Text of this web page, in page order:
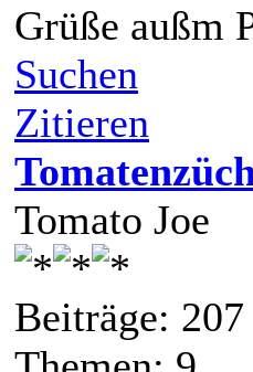
Grüße außm
Suchen
Zitieren
Tomato Joe
Beiträge: 207